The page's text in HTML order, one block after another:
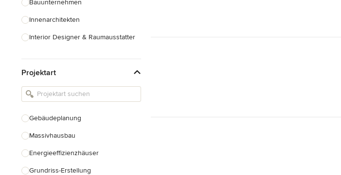
Bauunternehmen
Innenarchitekten
Interior Designer & Raumausstatter
Landschaftsarchitekten
Armaturen & Sanitärbedarf
Einbauschränke
Projektart
Gebäudeplanung
Massivhausbau
Energieeffizienzhäuser
Grundriss-Erstellung